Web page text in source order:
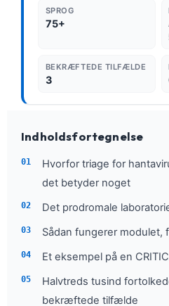
SPROG
75+
BEKRÆFTEDE TILFÆLDE
3
Indholdsfortegnelse
Hvorfor triage for
det betyder noget
Det prodromale
Sådan fungerer modulet,
Et eksempel på en
Halvtreds tusind
bekræftede tilfælde